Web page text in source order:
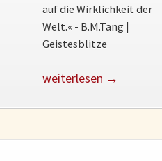
auf die Wirklichkeit der
Welt.« - B.M.Tang |
Geistesblitze
weiterlesen →